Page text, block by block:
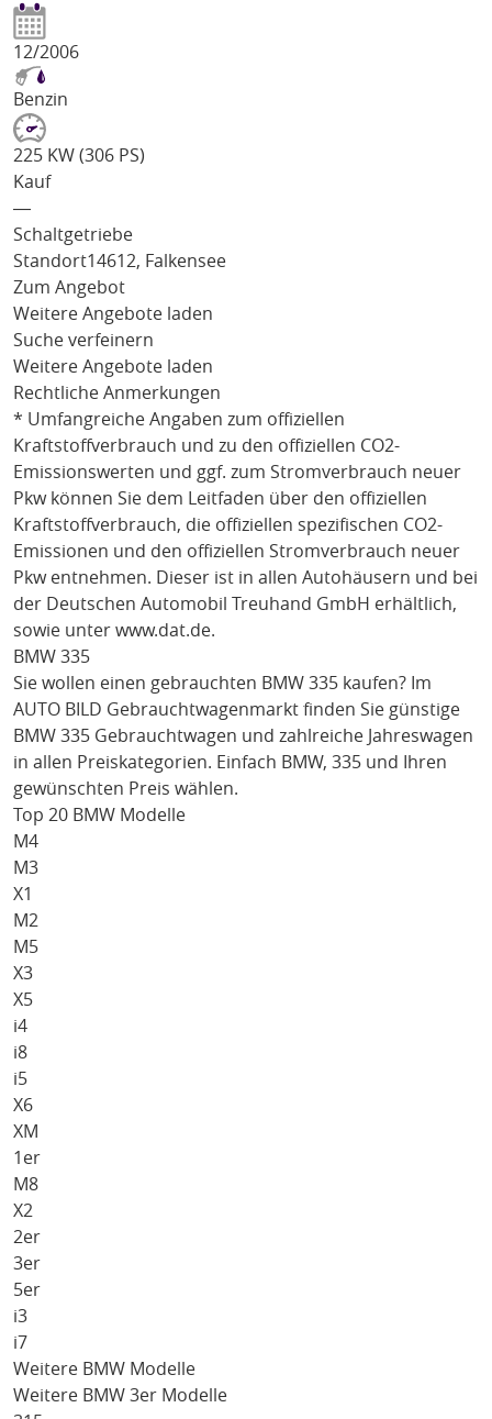
12/2006
Benzin
225 KW (306 PS)
Kauf
―
Schaltgetriebe
Standort14612, Falkensee
Zum Angebot
Weitere Angebote laden
Suche verfeinern
Weitere Angebote laden
Rechtliche Anmerkungen
* Umfangreiche Angaben zum offiziellen
Kraftstoffverbrauch und zu den offiziellen CO2-
Emissionswerten und ggf. zum Stromverbrauch neuer
Pkw können Sie dem Leitfaden über den offiziellen
Kraftstoffverbrauch, die offiziellen spezifischen CO2-
Emissionen und den offiziellen Stromverbrauch neuer
Pkw entnehmen. Dieser ist in allen Autohäusern und bei
der Deutschen Automobil Treuhand GmbH erhältlich,
sowie unter www.dat.de.
BMW 335
Sie wollen einen gebrauchten BMW 335 kaufen? Im
AUTO BILD Gebrauchtwagenmarkt finden Sie günstige
BMW 335 Gebrauchtwagen und zahlreiche Jahreswagen
in allen Preiskategorien. Einfach BMW, 335 und Ihren
gewünschten Preis wählen.
Top 20 BMW Modelle
M4
M3
X1
M2
M5
X3
X5
i4
i8
i5
X6
XM
1er
M8
X2
2er
3er
5er
i3
i7
Weitere BMW Modelle
Weitere BMW 3er Modelle